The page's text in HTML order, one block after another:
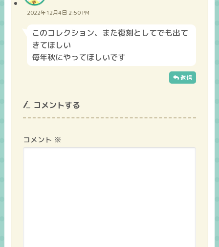
2022年12月4日 2:50 PM
このコレクション、また復刻としてでも出て
きてほしい
毎年秋にやってほしいです
返信
コメントする
コメント ※